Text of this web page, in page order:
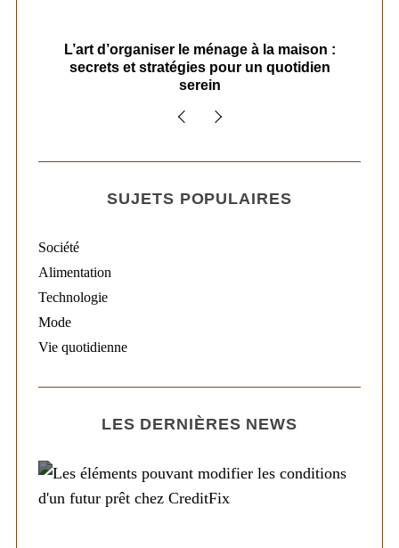
L’art d’organiser le ménage à la maison :
secrets et stratégies pour un quotidien
serein
SUJETS POPULAIRES
Société
Alimentation
Technologie
Mode
Vie quotidienne
LES DERNIÈRES NEWS